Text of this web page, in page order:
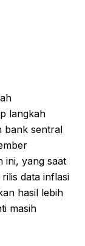
langkah
bank sentral
ini, yang saat
data inflasi
hasil lebih
masih